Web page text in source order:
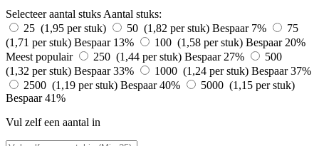
Selecteer aantal stuks Aantal stuks:
25 (1,95 per stuk)
50 (1,82 per stuk) Bespaar 7%
75
(1,71 per stuk) Bespaar 13% 100 (1,58 per stuk) Bespaar 20%
Meest populair
250 (1,44 per stuk) Bespaar 27%
500
(1,32 per stuk) Bespaar 33% 1000 (1,24 per stuk) Bespaar 37%
2500 (1,19 per stuk) Bespaar 40%
5000 (1,15 per stuk)
Bespaar 41%
Vul zelf een aantal in